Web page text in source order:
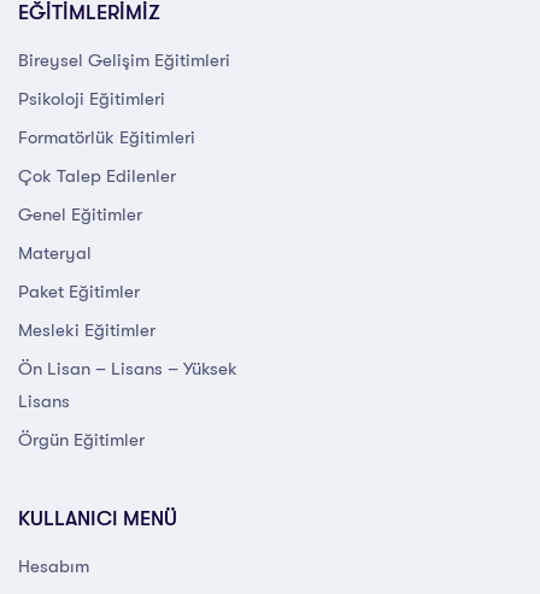
EĞİTİMLERİMİZ
Bireysel Gelişim Eğitimleri
Psikoloji Eğitimleri
Formatörlük Eğitimleri
Çok Talep Edilenler
Genel Eğitimler
Materyal
Paket Eğitimler
Mesleki Eğitimler
Ön Lisan – Lisans – Yüksek
Lisans
Örgün Eğitimler
KULLANICI MENÜ
Hesabım